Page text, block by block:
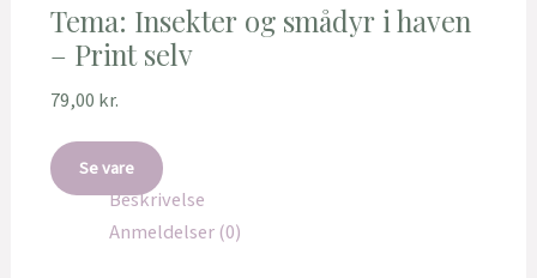
Tema: Insekter og smådyr i haven
– Print selv
79,00 kr.
Se vare
Beskrivelse
Anmeldelser (0)